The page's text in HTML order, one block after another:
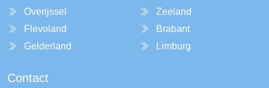
Overijssel
Flevoland
Gelderland
Zeeland
Brabant
Limburg
Contact